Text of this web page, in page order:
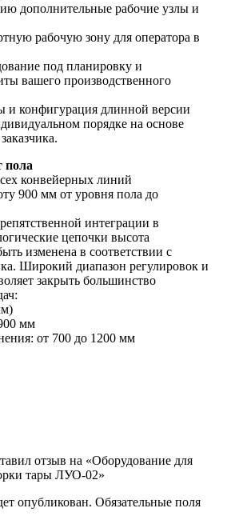
дополнительные рабочие узлы и
рабочую зону для оператора в
под планировку и
вашего производственного
и конфигурация длинной версии
порядке на основе
пола
конвейерных линий
900 мм от уровня пола до
интеграции в
цепочки высота
изменена в соответствии с
Широкий диапазон регулировок и
закрыть большинство
мм
от 700 до 1200 мм
отзыв на «Оборудование для
тары ЛУО-02»
опубликован. Обязательные поля